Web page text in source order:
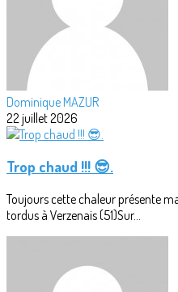
Dominique MAZUR
22 juillet 2026
Trop chaud !!! 😎.
Toujours cette chaleur présente
tordus à Verzenais (51)Sur...